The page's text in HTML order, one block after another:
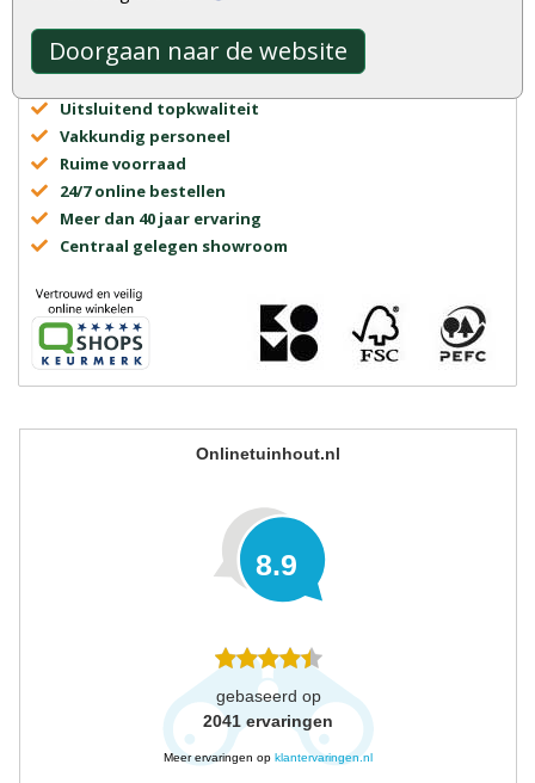
Doorgaan naar de website
Scherpe prijzen
Snelle levering
Uitsluitend topkwaliteit
Vakkundig personeel
Ruime voorraad
24/7 online bestellen
Meer dan 40 jaar ervaring
Centraal gelegen showroom
Onlinetuinhout.nl
8.9
gebaseerd op
2041 ervaringen
Meer ervaringen op klantervaringen.nl